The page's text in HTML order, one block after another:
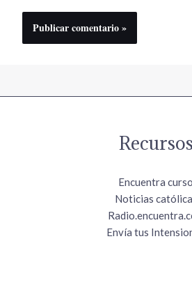
Recursos
Encuentra curso
Noticias
Envía tus